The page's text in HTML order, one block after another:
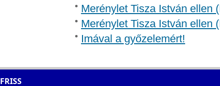
Merénylet Tisza István ellen
Merénylet Tisza István ellen
Imával a győzelemért!
FRISS